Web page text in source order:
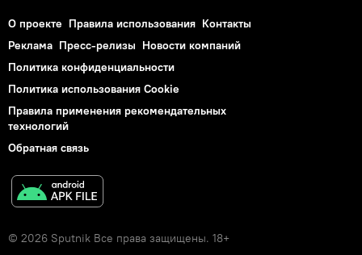
О проекте Правила использования Контакты
Реклама Пресс-релизы Новости компаний
Политика конфиденциальности
Политика использования Cookie
Правила применения рекомендательных
технологий
Обратная связь
© 2026 Sputnik Все права защищены. 18+